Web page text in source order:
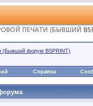
(Бывший форум BSPRINT)
Справка